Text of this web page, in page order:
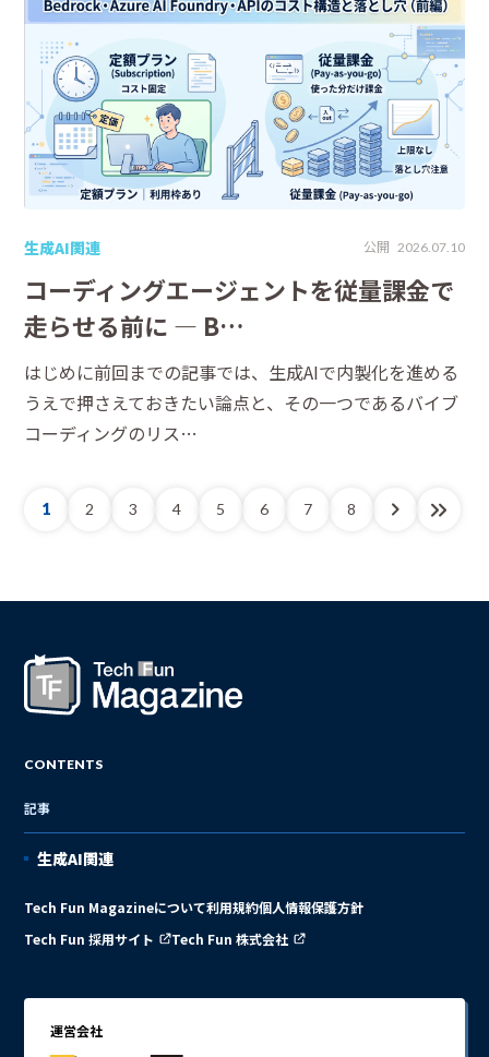
生成AI関連 公開 2026.07.10
コーディングエージェントを従量課金で
走らせる前に ― B…
はじめに前回までの記事では、生成AIで内製化を進める
うえで押さえておきたい論点と、その一つであるバイブ
コーディングのリス…
1 2 3 4 5 6 7 8
CONTENTS
記事
生成AI関連
Tech Fun Magazineについて利用規約個人情報保護方針
Tech Fun 採用サイト
Tech Fun 株式会社
運営会社